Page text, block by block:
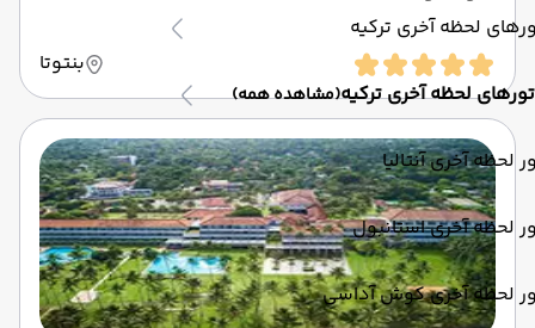
لحظه آخری ترکیه
تورهای لحظه آخری ترکیه(مشاهده همه)
لحظه آخری آنتالیا
لحظه آخری استانبول
لحظه آخری کوش آداسی
بنتوتا